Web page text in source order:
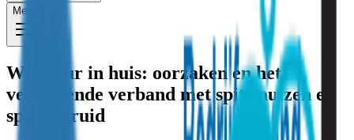
Menu
Wietgeur in huis: oorzaken en het
verrassende verband met spitsmuizen en
spaanskruid